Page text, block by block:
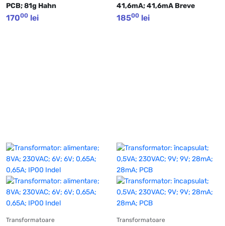
PCB; 81g Hahn
17000 lei
41,6mA; 41,6mA Breve
18500 lei
Transformatoare Transformatoare